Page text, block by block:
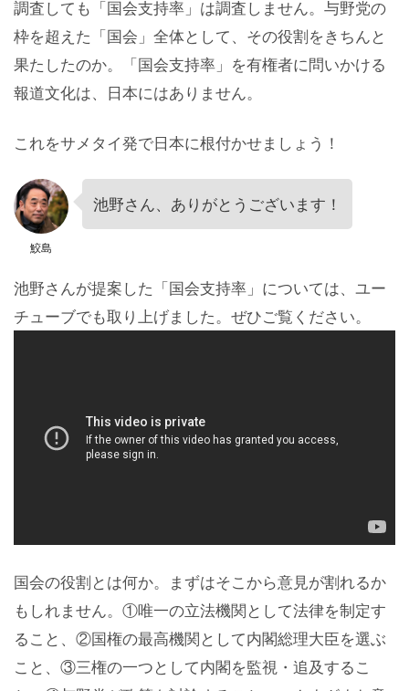
調査しても「国会支持率」は調査しません。与野党の
枠を超えた「国会」全体として、その役割をきちんと
果たしたのか。「国会支持率」を有権者に問いかける
報道文化は、日本にはありません。
これをサメタイ発で日本に根付かせましょう！
鮫島
池野さん、ありがとうございます！
池野さんが提案した「国会支持率」については、ユー
チューブでも取り上げました。ぜひご覧ください。
国会の役割とは何か。まずはそこから意見が割れるか
もしれません。①唯一の立法機関として法律を制定す
ること、②国権の最高機関として内閣総理大臣を選ぶ
こと、③三権の一つとして内閣を監視・追及するこ